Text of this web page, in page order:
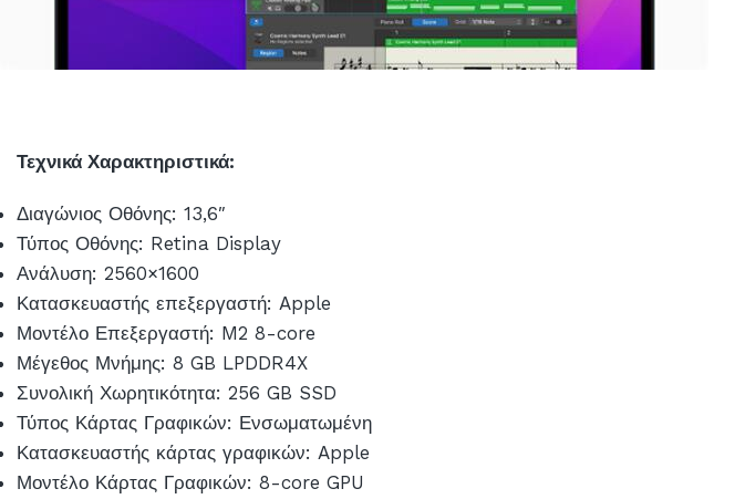
Τεχνικά Χαρακτηριστικά:
Διαγώνιος Οθόνης: 13,6″
Τύπος Οθόνης: Retina Display
Ανάλυση: 2560×1600
Κατασκευαστής επεξεργαστή: Apple
Μοντέλο Επεξεργαστή: M2 8-core
Μέγεθος Μνήμης: 8 GB LPDDR4X
Συνολική Χωρητικότητα: 256 GB SSD
Τύπος Κάρτας Γραφικών: Ενσωματωμένη
Κατασκευαστής κάρτας γραφικών: Apple
Μοντέλο Κάρτας Γραφικών: 8-core GPU